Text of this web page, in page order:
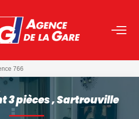
LOUER
GESTION
766
3 pièces,Sartrouville